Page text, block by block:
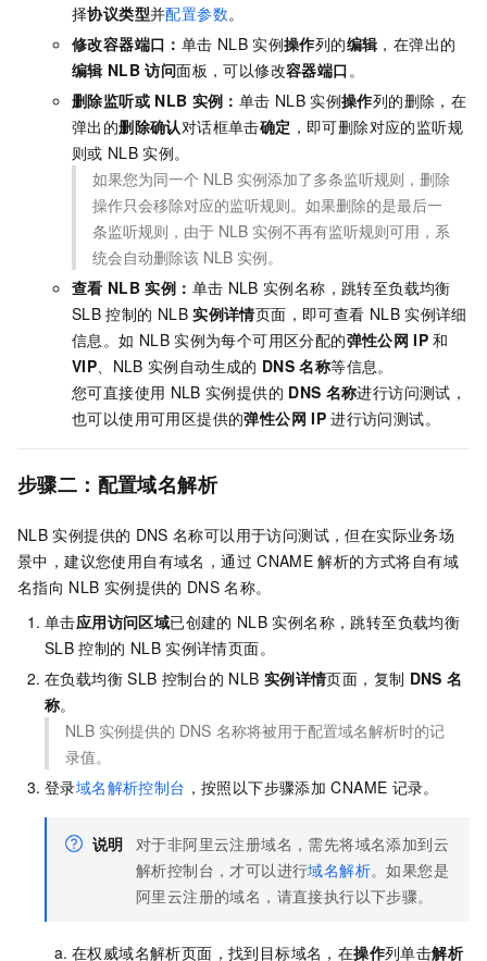
择协议类型并配置参数。
修改容器端口： 单击 NLB 实例操作列的编辑 ，在弹出的
编辑 NLB 访问面板，可以修改容器端口 。
删除监听或 NLB 实例： 单击 NLB 实例操作列的删除，在
弹出的删除确认对话框单击确定 ，即可删除对应的监听规
则或 NLB 实例。
如果您为同一个 NLB 实例添加了多条监听规则，删除
操作只会移除对应的监听规则。如果删除的是最后一
条监听规则，由于 NLB 实例不再有监听规则可用，系
统会自动删除该 NLB 实例。
查看 NLB 实例： 单击 NLB 实例名称，跳转至负载均衡
SLB 控制的 NLB 实例详情页面，即可查看 NLB 实例详细
信息。如 NLB 实例为每个可用区分配的弹性公网 IP 和
VIP 、NLB 实例自动生成的 DNS 名称等信息。
您可直接使用 NLB 实例提供的 DNS 名称进行访问测试，
也可以使用可用区提供的弹性公网 IP 进行访问测试。
步骤二：配置域名解析
NLB 实例提供的 DNS 名称可以用于访问测试，但在实际业务场
景中，建议您使用自有域名，通过 CNAME 解析的方式将自有域
名指向 NLB 实例提供的 DNS 名称。
单击应用访问区域已创建的 NLB 实例名称，跳转至负载均衡
SLB 控制的 NLB 实例详情页面。
在负载均衡 SLB 控制台的 NLB 实例详情页面，复制 DNS 名
称。
NLB 实例提供的 DNS 名称将被用于配置域名解析时的记
录值。
登录域名解析控制台 ，按照以下步骤添加 CNAME 记录。
说明 对于非阿里云注册域名，需先将域名添加到云
解析控制台，才可以进行域名解析。如果您是
阿里云注册的域名，请直接执行以下步骤。
在权威域名解析页面，找到目标域名，在操作列单击解析